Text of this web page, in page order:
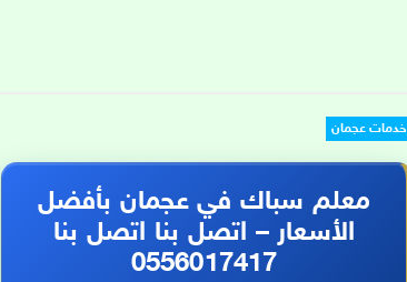
خدمات عجمان
معلم سباك في عجمان بأفضل
الأسعار – اتصل بنا اتصل بنا
0556017417